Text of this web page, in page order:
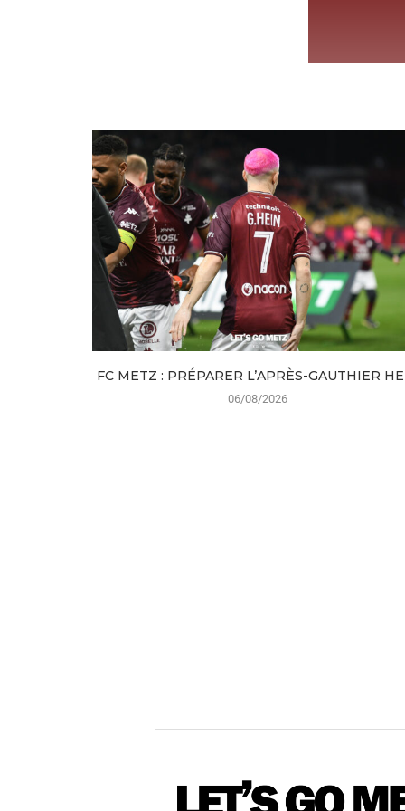
FC METZ : PRÉPARER L’APRÈS-GAUTHIER
06/08/2026